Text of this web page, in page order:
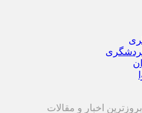
گردشگری
اخبار و مقالات